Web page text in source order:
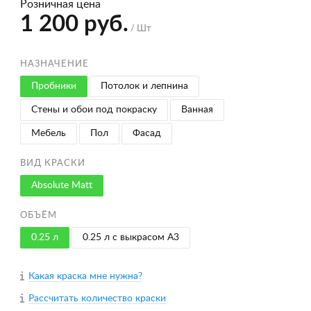
Розничная цена
1 200 руб. / Шт
НАЗНАЧЕНИЕ
Пробники Потолок и лепнина
Стены и обои под покраску Ванная
Мебель Пол Фасад
ВИД КРАСКИ
Absolute Matt
ОБЪЁМ
0.25 л 0.25 л с выкрасом A3
Какая краска мне нужна?
Рассчитать количество краски